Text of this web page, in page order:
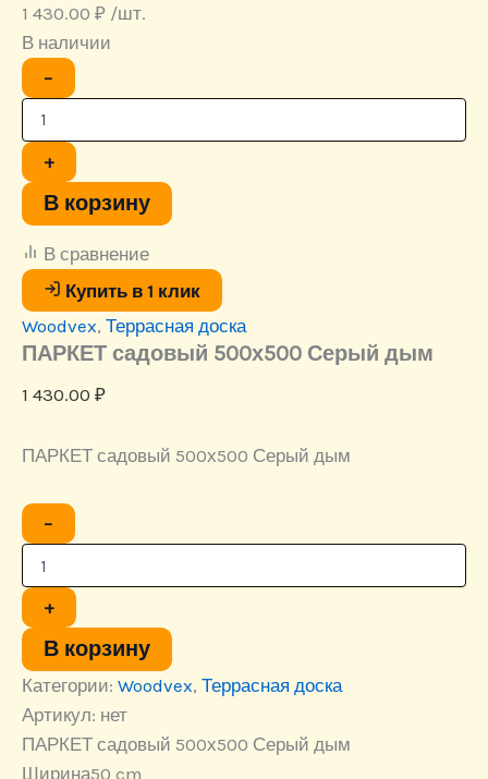
1 430.00 ₽ /шт.
В наличии
−
Количество
товара
500х500
Серый
дым
+
В корзину
В сравнение
Купить в 1 клик
Woodvex, Террасная доска
ПАРКЕТ садовый 500х500 Серый дым
1 430.00 ₽
ПАРКЕТ садовый 500х500 Серый дым
−
Количество
товара
500х500
Серый
дым
+
В корзину
Категории: Woodvex, Террасная доска
Артикул: нет
ПАРКЕТ садовый 500х500 Серый дым
Ширина50 cm